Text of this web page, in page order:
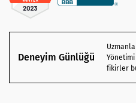
Deneyim Günlüğü
fikirler